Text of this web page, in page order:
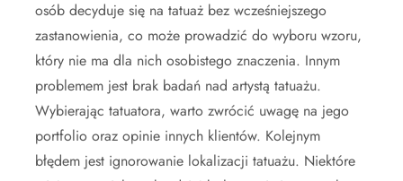
osób decyduje się na tatuaż bez wcześniejszego
zastanowienia, co może prowadzić do wyboru wzoru,
który nie ma dla nich osobistego znaczenia. Innym
problemem jest brak badań nad artystą tatuażu.
Wybierając tatuatora, warto zwrócić uwagę na jego
portfolio oraz opinie innych klientów. Kolejnym
błędem jest ignorowanie lokalizacji tatuażu. Niektóre